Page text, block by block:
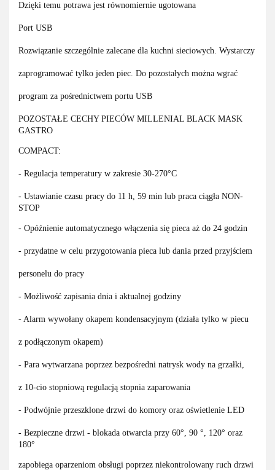
Dzięki temu potrawa jest równomiernie ugotowana
Port USB
Rozwiązanie szczególnie zalecane dla kuchni sieciowych. Wystarczy
zaprogramować tylko jeden piec. Do pozostałych można wgrać
program za pośrednictwem portu USB
POZOSTAŁE CECHY PIECÓW MILLENIAL BLACK MASK
GASTRO
COMPACT:
- Regulacja temperatury w zakresie 30-270°C
- Ustawianie czasu pracy do 11 h, 59 min lub praca ciągła NON-
STOP
- Opóźnienie automatycznego włączenia się pieca aż do 24 godzin
- przydatne w celu przygotowania pieca lub dania przed przyjściem
personelu do pracy
- Możliwość zapisania dnia i aktualnej godziny
- Alarm wywołany okapem kondensacyjnym (działa tylko w piecu
z podłączonym okapem)
- Para wytwarzana poprzez bezpośredni natrysk wody na grzałki,
z 10-cio stopniową regulacją stopnia zaparowania
- Podwójnie przeszklone drzwi do komory oraz oświetlenie LED
- Bezpieczne drzwi - blokada otwarcia przy 60°, 90 °, 120° oraz
180°
zapobiega oparzeniom obsługi poprzez niekontrolowany ruch drzwi